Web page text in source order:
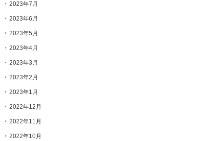
2023年7月
2023年6月
2023年5月
2023年4月
2023年3月
2023年2月
2023年1月
2022年12月
2022年11月
2022年10月